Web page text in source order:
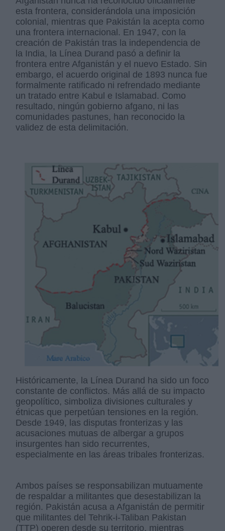
esta frontera, considerándola una imposición
colonial, mientras que Pakistán la acepta como
una frontera internacional. En 1947, con la
creación de Pakistán tras la independencia de
la India, la Línea Durand pasó a definir la
frontera entre Afganistán y el nuevo Estado. Sin
embargo, el acuerdo original de 1893 nunca fue
formalmente ratificado ni refrendado mediante
un tratado entre Kabul e Islamabad. Como
resultado, ningún gobierno afgano, ni las
comunidades pastunes, han reconocido la
validez de esta delimitación.
Históricamente, la Línea Durand ha sido un foco
constante de conflictos. Más allá de su impacto
geopolítico, simboliza divisiones culturales y
étnicas que perpetúan tensiones en la región.
Desde 1949, las disputas fronterizas y las
acusaciones mutuas de albergar a grupos
insurgentes han sido recurrentes,
especialmente en las áreas tribales fronterizas.
Ambos países se responsabilizan mutuamente
de respaldar a militantes que desestabilizan la
región. Pakistán acusa a Afganistán de permitir
que militantes del Tehrik-i-Taliban Pakistan
(TTP) operen desde su territorio, mientras